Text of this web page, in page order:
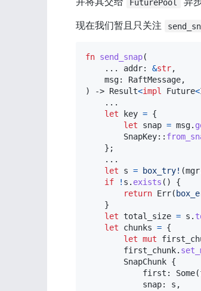
FuturePool
现在我们暂且只关注
fn send_snap(
...
addr: &str,
    msg
: RaftMessage,
)
-> Result<impl Future<
...
let key = {
let snap = msg.
SnapKey::
} ;
...
let s = box_try! (mgr
if
! s . exists ( )
{
return Err(
}
let total_size = s .
let chunks = {
let mut
        first_chunk
.
SnapChunk {
            first
: Some(
            snap
: s ,